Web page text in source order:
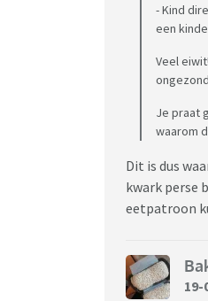
- Kind
een
Veel
Je praat
waarom
Dit is dus
kwark perse
eetpatroon
19-